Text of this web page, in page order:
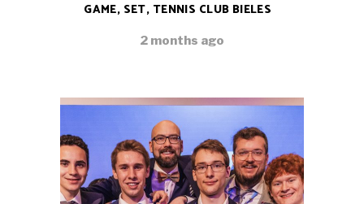
GAME, SET, TENNIS CLUB BIELES
2 months ago